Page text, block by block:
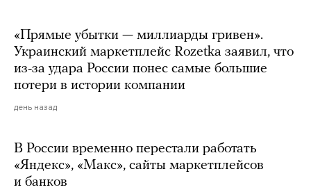
«Прямые убытки — миллиарды гривен».
Украинский маркетплейс Rozetka заявил, что
из-за удара России понес самые большие
потери в истории компании
день назад
В России временно перестали работать
«Яндекс», «Макс», сайты маркетплейсов
и банков